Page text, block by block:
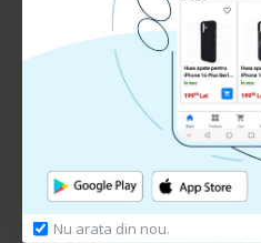
Nu arata din nou.
Nu sunt recenzii la acest
Adauga Recenzie
autentifica-tesau
pentru a putea lasa o recenzie
Ghid de Aplicare + Certificat